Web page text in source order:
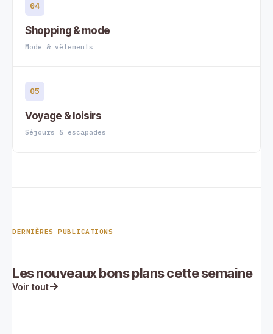
04
Shopping & mode
Mode & vêtements
05
Voyage & loisirs
Séjours & escapades
DERNIÈRES PUBLICATIONS
Les nouveaux bons plans cette semaine
Voir tout